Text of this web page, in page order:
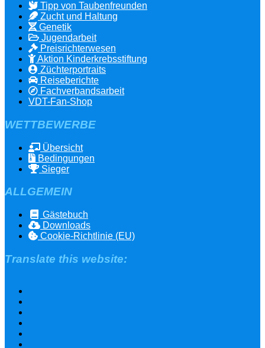
Tipp von Taubenfreunden
Zucht und Haltung
Genetik
Jugendarbeit
Preisrichterwesen
Aktion Kinderkrebsstiftung
Züchterportraits
Reiseberichte
Fachverbandsarbeit
VDT-Fan-Shop
WETTBEWERBE
Übersicht
Bedingungen
Sieger
ALLGEMEIN
Gästebuch
Downloads
Cookie-Richtlinie (EU)
Translate this website: